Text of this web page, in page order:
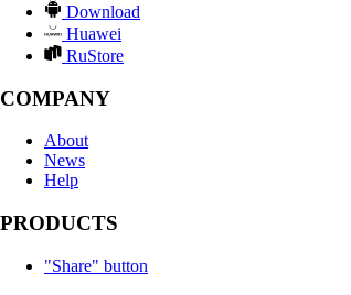
Download
Huawei
RuStore
COMPANY
About
News
Help
PRODUCTS
"Share" button